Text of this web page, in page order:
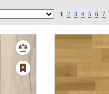
1 2 3 4 5 6 7